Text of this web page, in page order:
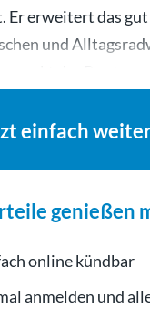
Er erweitert das
und
einfach
genießen
online kündbar
anmelden und